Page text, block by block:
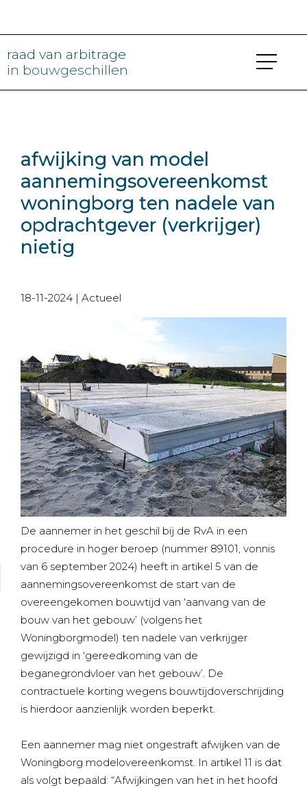
raad van arbitrage
in bouwgeschillen
afwijking van model
aannemingsovereenkomst
woningborg ten nadele van
opdrachtgever (verkrijger)
nietig
18-11-2024 | Actueel
De aannemer in het geschil bij de RvA in een
procedure in hoger beroep (nummer 89101, vonnis
van 6 september 2024) heeft in artikel 5 van de
aannemingsovereenkomst de start van de
overeengekomen bouwtijd van ‘aanvang van de
bouw van het gebouw’ (volgens het
Woningborgmodel) ten nadele van verkrijger
gewijzigd in ‘gereedkoming van de
beganegrondvloer van het gebouw’. De
contractuele korting wegens bouwtijdoverschrijding
is hierdoor aanzienlijk worden beperkt.
Een aannemer mag niet ongestraft afwijken van de
Woningborg modelovereenkomst. In artikel 11 is dat
als volgt bepaald: “Afwijkingen van het in het hoofd